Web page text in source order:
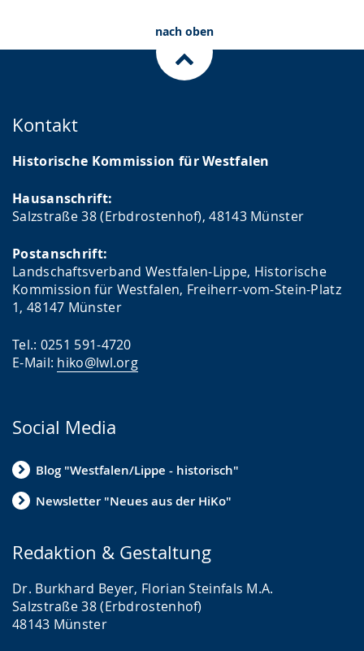
nach oben
Kontakt
Historische Kommission für Westfalen
Hausanschrift:
Salzstraße 38 (Erbdrostenhof), 48143 Münster
Postanschrift:
Landschaftsverband Westfalen-Lippe, Historische
Kommission für Westfalen, Freiherr-vom-Stein-Platz
1, 48147 Münster
Tel.: 0251 591-4720
E-Mail: hiko@lwl.org
Social Media
Blog "Westfalen/Lippe - historisch"
Newsletter "Neues aus der HiKo"
Redaktion & Gestaltung
Dr. Burkhard Beyer, Florian Steinfals M.A.
Salzstraße 38 (Erbdrostenhof)
48143 Münster